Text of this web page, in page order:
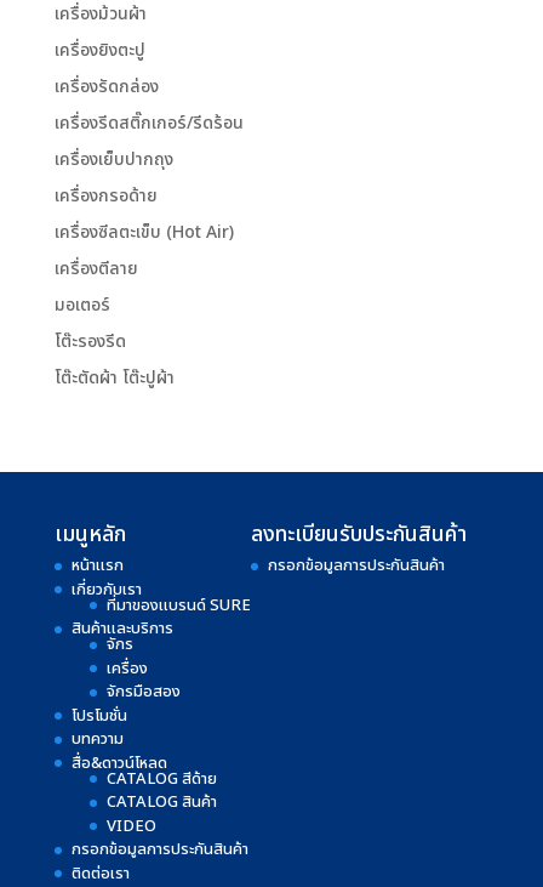
เครื่องม้วนผ้า
เครื่องยิงตะปู
เครื่องรัดกล่อง
เครื่องรีดสติ๊กเกอร์/รีดร้อน
เครื่องเย็บปากถุง
เครื่องกรอด้าย
เครื่องซีลตะเข็บ (Hot Air)
เครื่องตีลาย
มอเตอร์
โต๊ะรองรีด
โต๊ะตัดผ้า โต๊ะปูผ้า
เมนูหลัก
หน้าแรก
เกี่ยวกับเรา
ที่มาของแบรนด์ SURE
สินค้าและบริการ
จักร
เครื่อง
จักรมือสอง
โปรโมชั่น
บทความ
สื่อ&ดาวน์โหลด
CATALOG สีด้าย
CATALOG สินค้า
VIDEO
กรอกข้อมูลการประกันสินค้า
ติดต่อเรา
ลงทะเบียนรับประกันสินค้า
กรอกข้อมูลการประกันสินค้า